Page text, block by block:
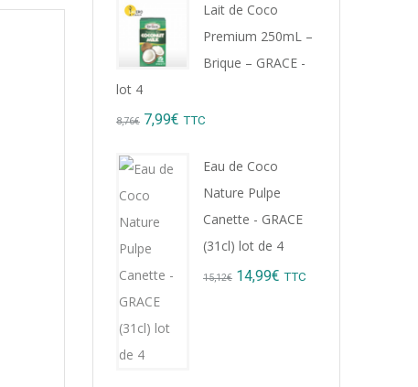
was:
9,22€.
Lait de Coco
Premium 250mL –
Brique – GRACE -
lot 4
8,76€ Original
was:
7,99€ Current
TTC
Eau de Coco
Nature Pulpe
Canette - GRACE
(31cl) lot de 4
15,12€ Original
14,99€ Current
TTC